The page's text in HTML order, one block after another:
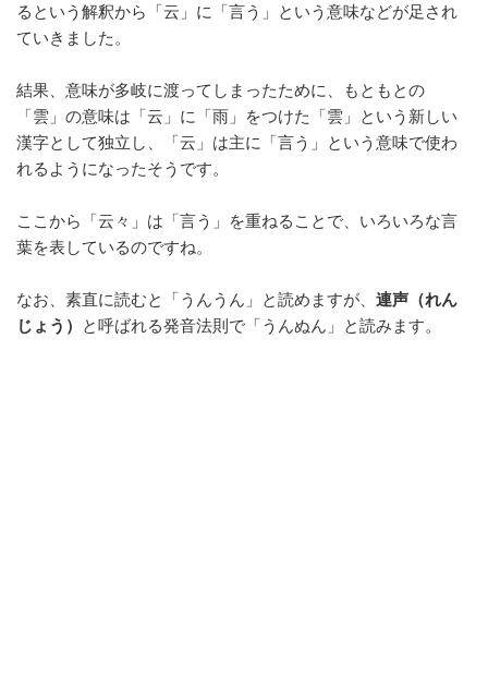
るという解釈から「云」に「言う」という意味などが足され
ていきました。
結果、意味が多岐に渡ってしまったために、もともとの
「雲」の意味は「云」に「雨」をつけた「雲」という新しい
漢字として独立し、「云」は主に「言う」という意味で使わ
れるようになったそうです。
ここから「云々」は「言う」を重ねることで、いろいろな言
葉を表しているのですね。
なお、素直に読むと「うんうん」と読めますが、 連声（れん
じょう）
と呼ばれる発音法則で「うんぬん」と読みます。